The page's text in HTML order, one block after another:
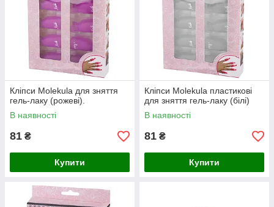
Кліпси Molekula для зняття
гель-лаку (рожеві).
В наявності
81 ₴
Купити
Кліпси Molekula пластикові
для зняття гель-лаку (білі)
В наявності
81 ₴
Купити